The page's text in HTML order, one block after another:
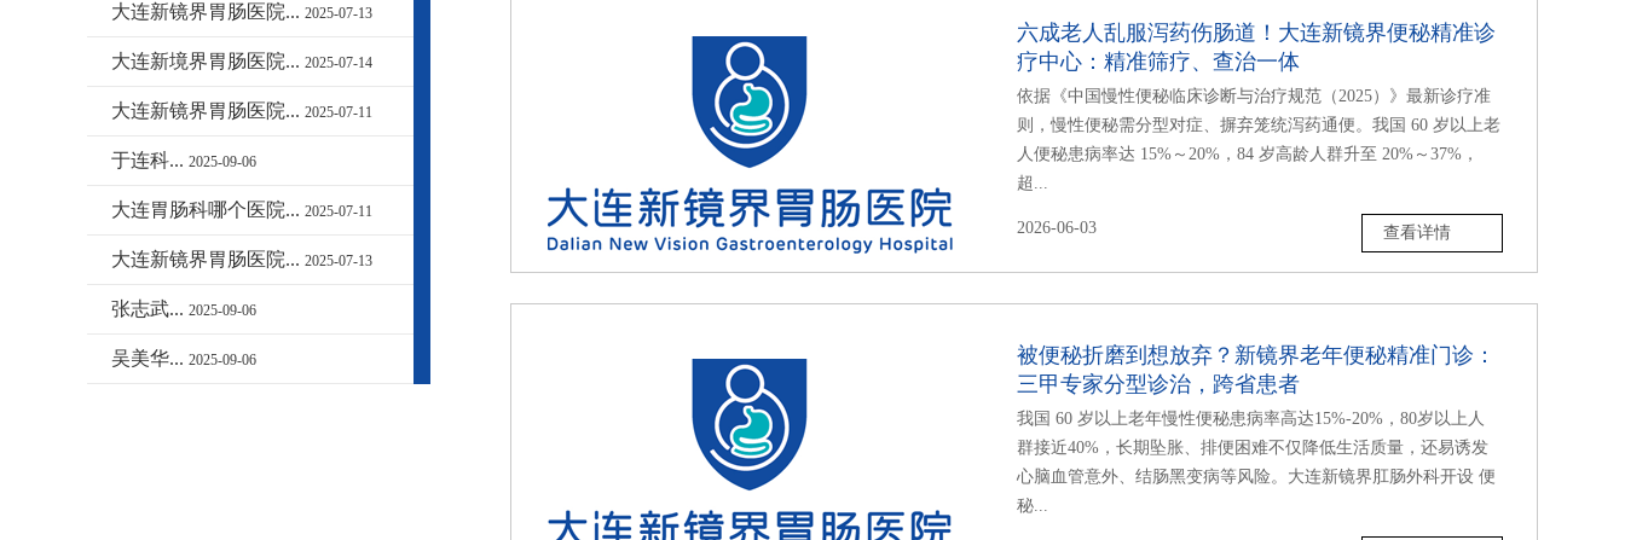
大连新镜界胃肠医院... 2025-07-13
大连新境界胃肠医院... 2025-07-14
大连新镜界胃肠医院... 2025-07-11
于连科... 2025-09-06
大连胃肠科哪个医院... 2025-07-11
大连新镜界胃肠医院... 2025-07-13
张志武... 2025-09-06
吴美华... 2025-09-06
六成老人乱服泻药伤肠道！大连新镜界便秘精准诊
疗中心：精准筛疗、查治一体
依据《中国慢性便秘临床诊断与治疗规范（2025）》最新诊疗准
则，慢性便秘需分型对症、摒弃笼统泻药通便。我国 60 岁以上老
人便秘患病率达 15%～20%，84 岁高龄人群升至 20%～37%，
超...
2026-06-03 查看详情
被便秘折磨到想放弃？新镜界老年便秘精准门诊：
三甲专家分型诊治，跨省患者
我国 60 岁以上老年慢性便秘患病率高达15%-20%，80岁以上人
群接近40%，长期坠胀、排便困难不仅降低生活质量，还易诱发
心脑血管意外、结肠黑变病等风险。大连新镜界肛肠外科开设 便
秘...